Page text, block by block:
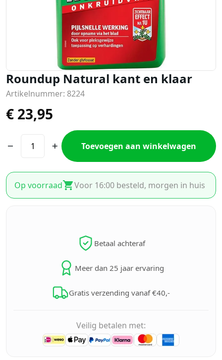
Roundup Natural kant en klaar
Artikelnummer: 8224
€ 23,95
Toevoegen aan winkelwagen
Op voorraad Voor 16:00 besteld, morgen in huis
Betaal achteraf
Meer dan 25 jaar ervaring
Gratis verzending vanaf €40,-
Veilig betalen met: